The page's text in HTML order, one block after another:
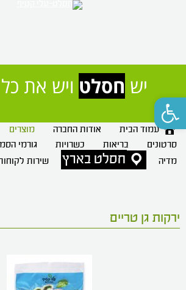
פתח סרגל נגישות
יש חסלט ויש את
עמוד הבית אודות החברה מוצרים
סרטונים
בריאות כשרויות גורמי
מדיה
חסלט בארץ שירות
ירקות גן טריים